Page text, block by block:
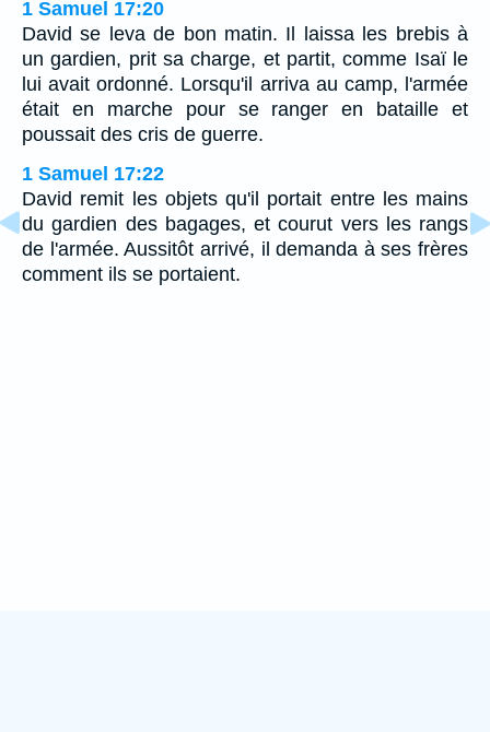
1 Samuel 17:20
David se leva de bon matin. Il laissa les brebis à
un gardien, prit sa charge, et partit, comme Isaï le
lui avait ordonné. Lorsqu'il arriva au camp, l'armée
était en marche pour se ranger en bataille et
poussait des cris de guerre.
1 Samuel 17:22
David remit les objets qu'il portait entre les mains
du gardien des bagages, et courut vers les rangs
de l'armée. Aussitôt arrivé, il demanda à ses frères
comment ils se portaient.